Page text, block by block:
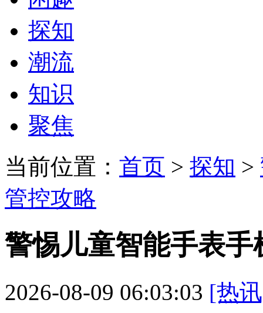
探知
潮流
知识
聚焦
当前位置： 首页 > 探知 >
管控攻略
警惕儿童智能手表
2026-08-09 06:03:03 [热